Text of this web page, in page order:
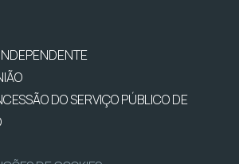
DO SERVIÇO PÚBLICO DE